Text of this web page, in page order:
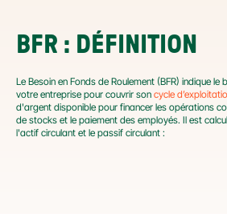
BFR : DÉFINITION
Le Besoin en Fonds de Roulement (BFR) indique le
votre entreprise pour couvrir son cycle
d'argent disponible pour financer les opérations
de stocks et le paiement des employés. Il est
l'actif circulant et le passif circulant :